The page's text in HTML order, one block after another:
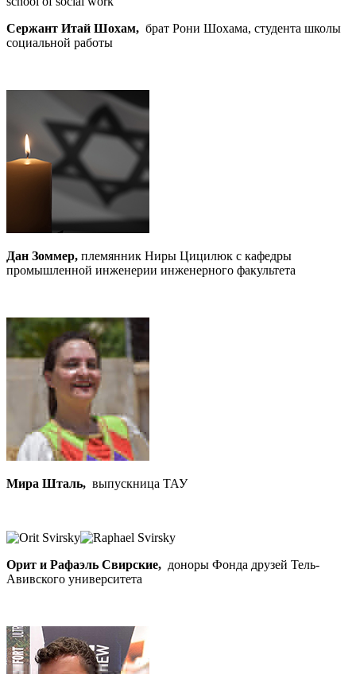
Сержант Итай Шохам, брат Рони Шохама, студента школы
социальной работы
Дан Зоммер, племянник Ниры Цицилюк с кафедры
промышленной инженерии инженерного факультета
Мира Шталь, выпускница ТАУ
Орит и Рафаэль Свирские, доноры Фонда друзей Тель-
Авивского университета